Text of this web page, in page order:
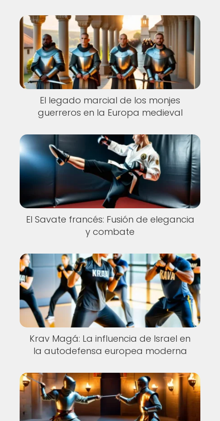
El legado marcial de los monjes
guerreros en la Europa medieval
El Savate francés: Fusión de elegancia
y combate
Krav Magá: La influencia de Israel en
la autodefensa europea moderna